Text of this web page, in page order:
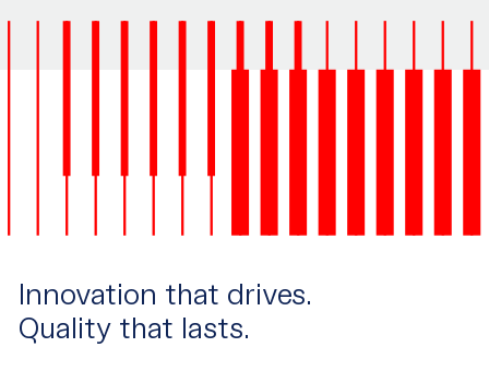
Innovation that drives.
Quality that lasts.